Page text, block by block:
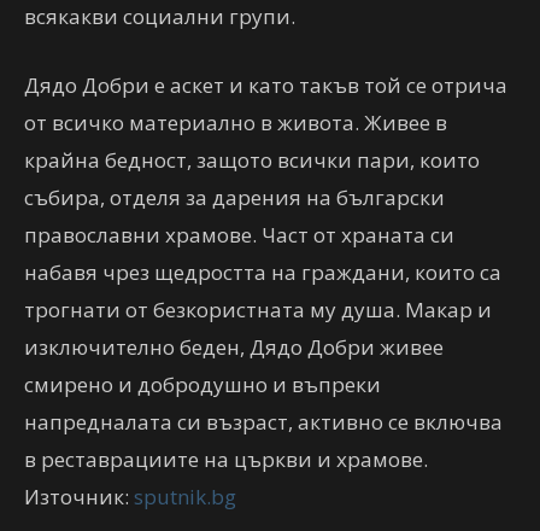
всякакви социални групи.
Дядо Добри е аскет и като такъв той се отрича
от всичко материално в живота. Живее в
крайна бедност, защото всички пари, които
събира, отделя за дарения на български
православни храмове. Част от храната си
набавя чрез щедростта на граждани, които са
трогнати от безкористната му душа. Макар и
изключително беден, Дядо Добри живее
смирено и добродушно и въпреки
напредналата си възраст, активно се включва
в реставрациите на църкви и храмове.
Източник: sputnik.bg